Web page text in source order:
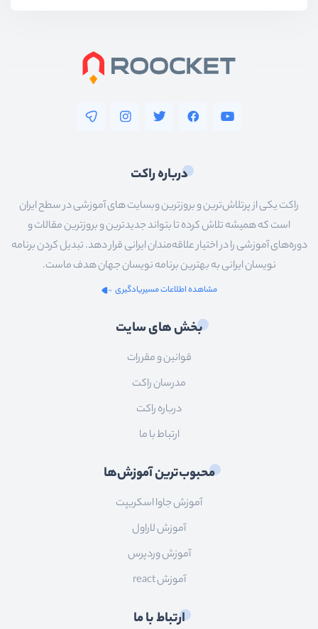
درباره راکت
راکت یکی از پرتلاش‌ترین و بروزترین وبسایت های آموزشی در سطح ایران
است که همیشه تلاش کرده تا بتواند جدیدترین و بروزترین مقالات و
دوره‌های آموزشی را در اختیار علاقه‌مندان ایرانی قرار دهد. تبدیل کردن برنامه
نویسان ایرانی به بهترین برنامه نویسان جهان هدف ماست.
مشاهده اطلاعات مسیریادگیری
بخش های سایت
قوانین و مقررات
مدرسان راکت
درباره راکت
ارتباط با ما
محبوب‌ترین آموزش‌ها
آموزش جاوا اسکریپت
آموزش لاراول
آموزش وردپرس
آموزش react
ارتباط با ما